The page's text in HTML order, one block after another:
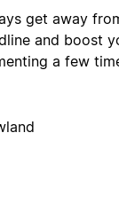
get away
and boost
a few